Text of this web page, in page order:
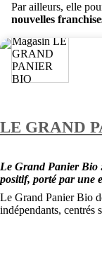
Par ailleurs, elle
nouvelles
LE GRAND
Le Grand Panier Bio
positif, porté par une
Le Grand Panier Bio
indépendants,